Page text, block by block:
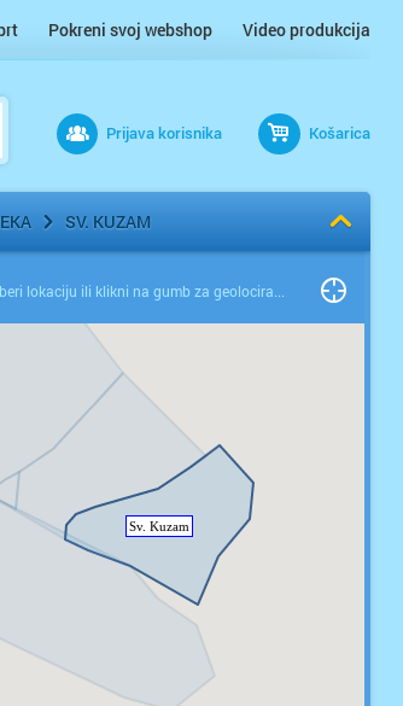
Pokreni svoj webshop Video produkcija
Prijava korisnika Košarica
SV. KUZAM